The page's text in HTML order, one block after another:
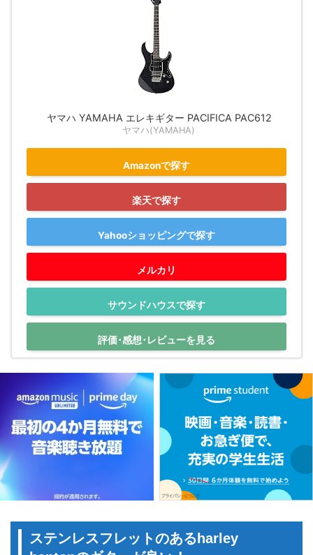
ヤマハ YAMAHA エレキギター PACIFICA PAC612
ヤマハ(YAMAHA)
Amazonで探す
楽天で探す
Yahooショッピングで探す
メルカリ
サウンドハウスで探す
評価･感想･レビューを見る
ステンレスフレットのあるharley